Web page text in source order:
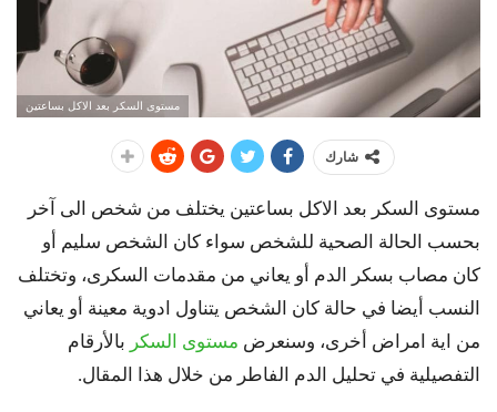
مستوى السكر بعد الاكل بساعتين
شارك
مستوى السكر بعد الاكل بساعتين يختلف من شخص الى آخر
بحسب الحالة الصحية للشخص سواء كان الشخص سليم أو
كان مصاب بسكر الدم أو يعاني من مقدمات السكرى، وتختلف
النسب أيضا في حالة كان الشخص يتناول ادوية معينة أو يعاني
من اية امراض أخرى، وسنعرض مستوى السكر بالأرقام
التفصيلية في تحليل الدم الفاطر من خلال هذا المقال.